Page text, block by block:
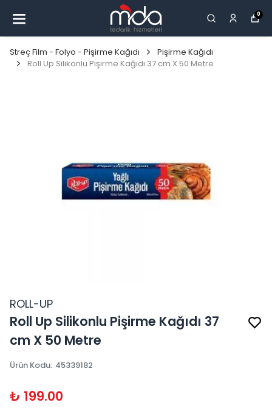
0
Streç Film - Folyo - Pişirme Kağıdı
Pişirme Kağıdı
Roll Up Silikonlu Pişirme Kağıdı 37 cm X 50 Metre
ROLL-UP
Roll Up Silikonlu Pişirme Kağıdı 37
cm X 50 Metre
Ürün Kodu: 45339182
₺ 199.00